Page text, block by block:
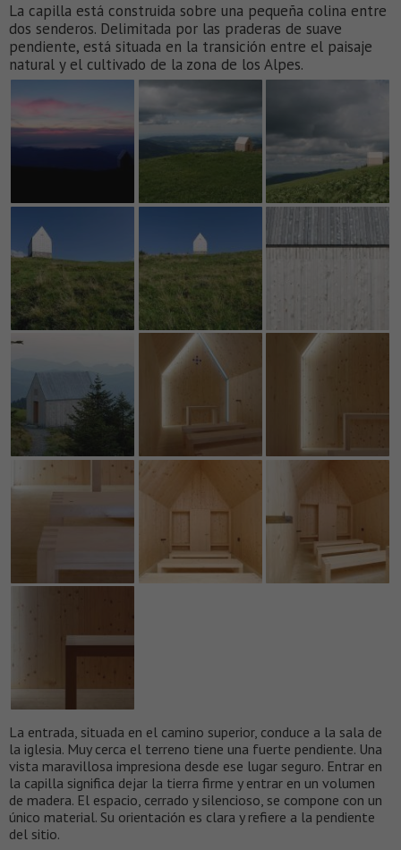
La capilla está construida sobre una pequeña colina entre
dos senderos. Delimitada por las praderas de suave
pendiente, está situada en la transición entre el paisaje
natural y el cultivado de la zona de los Alpes.
La entrada, situada en el camino superior, conduce a la sala de
la iglesia. Muy cerca el terreno tiene una fuerte pendiente. Una
vista maravillosa impresiona desde ese lugar seguro. Entrar en
la capilla significa dejar la tierra firme y entrar en un volumen
de madera. El espacio, cerrado y silencioso, se compone con un
único material. Su orientación es clara y refiere a la pendiente
del sitio.